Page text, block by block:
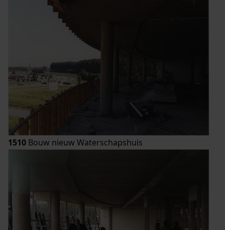
1510 Bouw nieuw Waterschapshuis